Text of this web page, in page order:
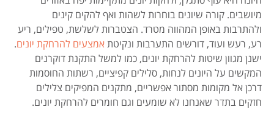
מיושבים. קורה שיונים בוחרות לשהות ואף להקים קינים
ולהתרבות באופן המהווה מטרד. הצטברות לשלשת, טפילים, ריע
רע, רעש ועוד, דורשים התערבות ונקיטתאמצעים להרחקת יונים.
ישנן מגוון שיטות להרחקת יונים, כמו למשל התקנת דוקרנים
המקשים על היונים לנחות, סלילים קפיציים, רשתות החוסמות
דרכן אל מקומות מסתור אפשריים, מתקנים המפיקים צלילים
חזקים בתדר שאנחנו לא שומעים וגם חומרים להרחקת יונים.